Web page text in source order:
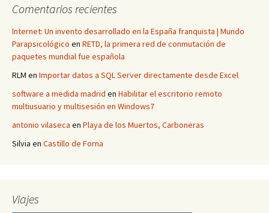
Comentarios recientes
Internet: Un invento desarrollado en la España franquista | Mundo
Parapsicológico en RETD, la primera red de conmutación de
paquetes mundial fue española
RLM en Importar datos a SQL Server directamente desde Excel
software a medida madrid en Habilitar el escritorio remoto
multiusuario y multisesión en Windows7
antonio vilaseca en Playa de los Muertos, Carboneras
Silvia en Castillo de Forna
Viajes